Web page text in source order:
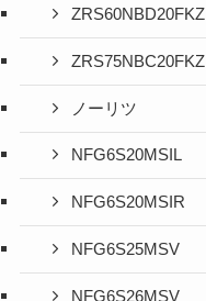
ZRS60NBD20FKZ
ZRS75NBC20FKZ
ノーリツ
NFG6S20MSIL
NFG6S20MSIR
NFG6S25MSV
NFG6S26MSV